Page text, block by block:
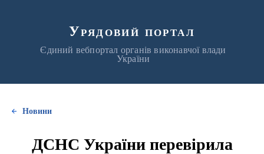
Урядовий портал
Єдиний вебпортал органів виконавчої влади
України
Новини
ДСНС України перевірила